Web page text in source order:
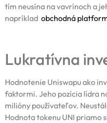
tím neusína na vavrínoch a
napríklad obchodná
Lukratívna
Hodnotenie Uniswapu ako
faktormi. Jeho pozícia lídra
milióny používateľov.
Hodnota tokenu UNI priamo